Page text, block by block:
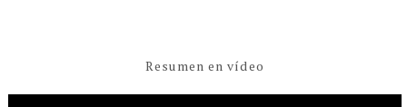
Resumen en vídeo